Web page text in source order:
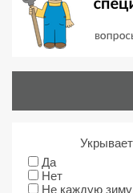
Да
Нет
Не каждую зиму